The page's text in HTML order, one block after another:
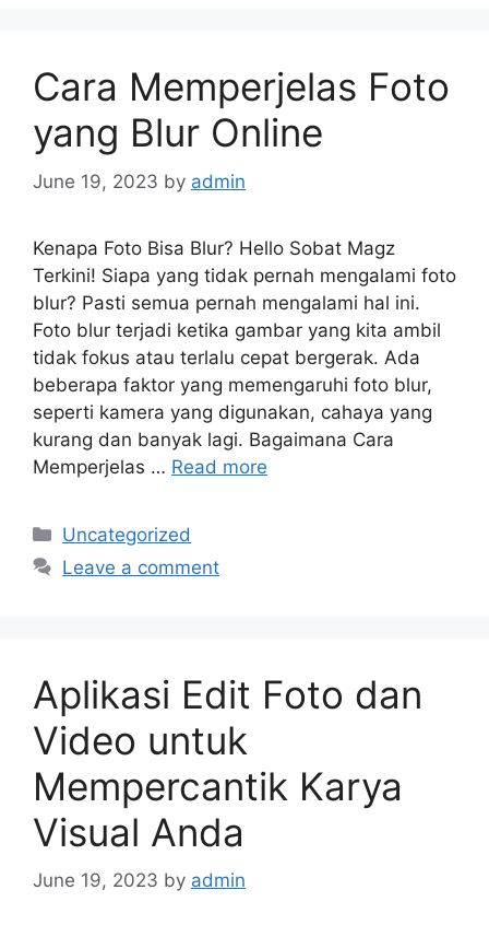
Cara Memperjelas Foto
yang Blur Online
June 19, 2023 by admin
Kenapa Foto Bisa Blur? Hello Sobat Magz
Terkini! Siapa yang tidak pernah mengalami foto
blur? Pasti semua pernah mengalami hal ini.
Foto blur terjadi ketika gambar yang kita ambil
tidak fokus atau terlalu cepat bergerak. Ada
beberapa faktor yang memengaruhi foto blur,
seperti kamera yang digunakan, cahaya yang
kurang dan banyak lagi. Bagaimana Cara
Memperjelas … Read more
Categories
Uncategorized
Leave a comment
Aplikasi Edit Foto dan
Video untuk
Mempercantik Karya
Visual Anda
June 19, 2023 by admin